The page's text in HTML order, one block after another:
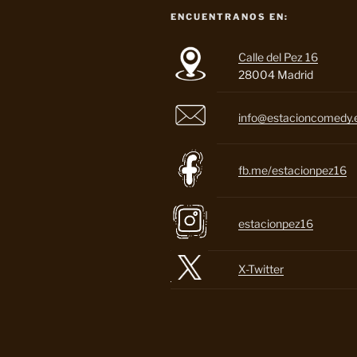
ENCUENTRANOS EN:
Calle del Pez 16
28004 Madrid
fb.me/estacionpez16
estacionpez16
X-Twitter